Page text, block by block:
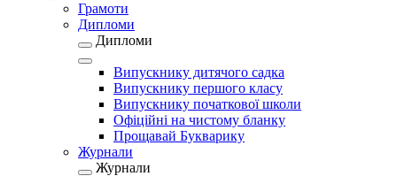
Грамоти
Дипломи
Дипломи
Випускнику дитячого садка
Випускнику першого класу
Випускнику початкової школи
Офіційні на чистому бланку
Прощавай Букварику
Журнали
Журнали